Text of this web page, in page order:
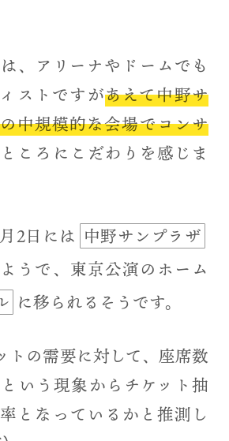
、アリーナやドームでも
ストですがあえて中野サ
中規模的な会場でコンサ
ところにこだわりを感じま
2日には 中野サンプラザ
うで、東京公演のホーム
に移られるそうです。
トの需要に対して、座席数
いう現象からチケット抽
となっているかと推測し